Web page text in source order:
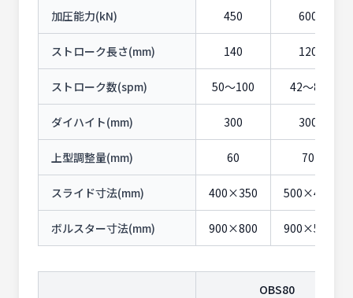
加圧能力(kN) 450 600
ストローク長さ(mm) 140 120
ストローク数(spm) 50〜100 42〜85
ダイハイト(mm) 300 300
上型調整量(mm) 60 70
スライド寸法(mm) 400×350 500×400
ボルスター寸法(mm) 900×800 900×550
OBS80